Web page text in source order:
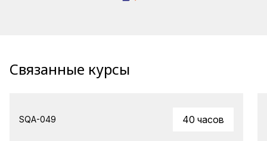
Связанные курсы
SQA-049 40 часов